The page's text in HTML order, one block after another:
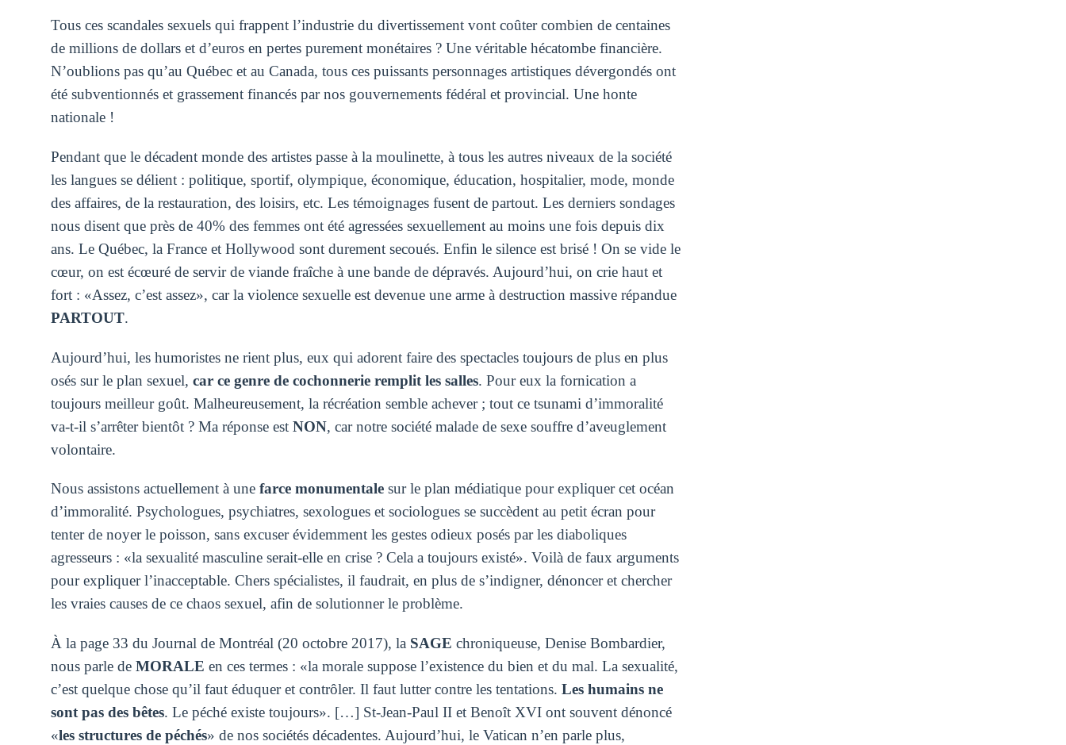
Tous ces scandales sexuels qui frappent l’industrie du divertissement vont coûter combien de centaines
de millions de dollars et d’euros en pertes purement monétaires ? Une véritable hécatombe financière.
N’oublions pas qu’au Québec et au Canada, tous ces puissants personnages artistiques dévergondés ont
été subventionnés et grassement financés par nos gouvernements fédéral et provincial. Une honte
nationale !
Pendant que le décadent monde des artistes passe à la moulinette, à tous les autres niveaux de la société
les langues se délient : politique, sportif, olympique, économique, éducation, hospitalier, mode, monde
des affaires, de la restauration, des loisirs, etc. Les témoignages fusent de partout. Les derniers sondages
nous disent que près de 40% des femmes ont été agressées sexuellement au moins une fois depuis dix
ans. Le Québec, la France et Hollywood sont durement secoués. Enfin le silence est brisé ! On se vide le
cœur, on est écœuré de servir de viande fraîche à une bande de dépravés. Aujourd’hui, on crie haut et
fort : «Assez, c’est assez», car la violence sexuelle est devenue une arme à destruction massive répandue
PARTOUT.
Aujourd’hui, les humoristes ne rient plus, eux qui adorent faire des spectacles toujours de plus en plus
osés sur le plan sexuel, car ce genre de cochonnerie remplit les salles. Pour eux la fornication a
toujours meilleur goût. Malheureusement, la récréation semble achever ; tout ce tsunami d’immoralité
va-t-il s’arrêter bientôt ? Ma réponse est NON, car notre société malade de sexe souffre d’aveuglement
volontaire.
Nous assistons actuellement à une farce monumentalesur le plan médiatique pour expliquer cet océan
d’immoralité. Psychologues, psychiatres, sexologues et sociologues se succèdent au petit écran pour
tenter de noyer le poisson, sans excuser évidemment les gestes odieux posés par les diaboliques
agresseurs : «la sexualité masculine serait-elle en crise ? Cela a toujours existé». Voilà de faux arguments
pour expliquer l’inacceptable. Chers spécialistes, il faudrait, en plus de s’indigner, dénoncer et chercher
les vraies causes de ce chaos sexuel, afin de solutionner le problème.
À la page 33 du Journal de Montréal (20 octobre 2017), la SAGE chroniqueuse, Denise Bombardier,
nous parle de MORALE en ces termes : «la morale suppose l’existence du bien et du mal. La sexualité,
c’est quelque chose qu’il faut éduquer et contrôler. Il faut lutter contre les tentations. Les humains ne
sont pas des bêtes. Le péché existe toujours». […] St-Jean-Paul II et Benoît XVI ont souvent dénoncé
«les structures de péchés» de nos sociétés décadentes. Aujourd’hui, le Vatican n’en parle plus,